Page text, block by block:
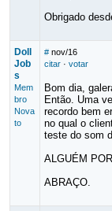
Obrigado
Doll
Job
s
Mem
bro
Nova
to
# nov/16
citar· votar
Bom dia,
Então. Uma
recordo bem
no qual o
teste do som
ALGUÉM
ABRAÇO.